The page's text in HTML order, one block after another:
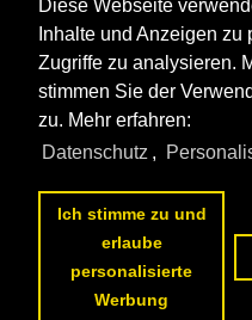
Diese Webseite
Inhalte und Anzeigen zu
Zugriffe zu analysieren.
stimmen Sie der
zu. Mehr erfahren:
Datenschutz ,
Ich stimme zu und
erlaube
personalisierte
Werbung